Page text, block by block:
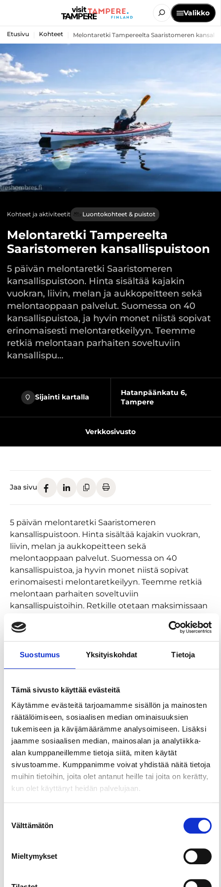
Suostumus Yksityiskohdat Tietoja
Tämä sivusto käyttää evästeitä
Käytämme evästeitä tarjoamamme sisällön ja mainosten
räätälöimiseen, sosiaalisen median ominaisuuksien
tukemiseen ja kävijämäärämme analysoimiseen. Lisäksi
jaamme sosiaalisen median, mainosalan ja analytiikka-
alan kumppaneillemme tietoja siitä, miten käytät
sivustoamme. Kumppanimme voivat yhdistää näitä tietoja
muihin tietoihin, joita olet antanut heille tai joita on kerätty,
kun olet käyttänyt heidän palvelujaan.
valinta
Välttämätön
Mieltymykset
Valikko
Etusivu Kohteet Melontaretki Tampereelta Saaristomeren
Kohteet ja aktiviteetit Luontokohteet & puistot
Melontaretki Tampereelta
Saaristomeren kansallispuistoon
5 päivän melontaretki Saaristomeren
kansallispuistoon. Hinta sisältää kajakin
vuokran, liivin, melan ja aukkopeitteen sekä
melontaoppaan palvelut. Suomessa on 40
kansallispuistoa, ja hyvin monet niistä sopivat
erinomaisesti melontaretkeilyyn. Teemme
retkiä melontaan parhaiten soveltuviin
kansallispu…
Sijainti kartalla
Hatanpäänkatu 6,
Tampere
Verkkosivusto
Jaa sivu
5 päivän melontaretki Saaristomeren
kansallispuistoon. Hinta sisältää kajakin vuokran,
liivin, melan ja aukkopeitteen sekä
melontaoppaan palvelut. Suomessa on 40
kansallispuistoa, ja hyvin monet niistä sopivat
erinomaisesti melontaretkeilyyn. Teemme retkiä
melontaan parhaiten soveltuviin
kansallispuistoihin. Retkille otetaan maksimissaan
Kalustona käytämme retkikäyttöön soveltuvia
oman kajakkisi, se on myös mahdollista.
Tarvittaessa kauttamme saat vuokrattua
omista omia välineitä. Vallitsevat tuuliolosuhteet
voivat aiheuttaa reitti- ja aikataulumuutoksia. Myös
retken peruuntuminen on mahdollista, jos
keliolosuhteet eivät salli turvallisen retken
toteuttamista suuniteltuna ajankohtana eikä
retkeä ole mahdollista siirtää toiseen ajankohtaan.
Retkillä majoitumme teltoissa kansallispuistojen
sallituilla telttailupaikoilla. Lähdemme retkille
tulopäivänä. Jos tulet retkelle muualta kuin
Tampereelta, sovimme tapaamispaikan ja retken
omin kyydein.